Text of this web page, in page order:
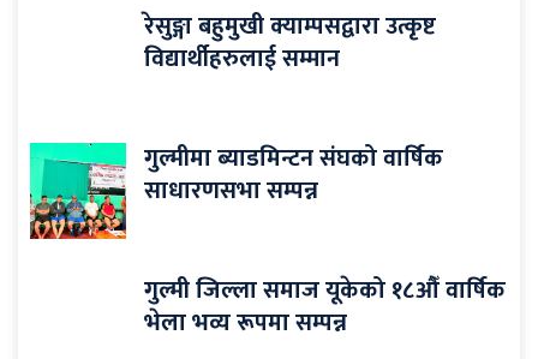
रेसुङ्गा बहुमुखी क्याम्पसद्वारा उत्कृष्ट
विद्यार्थीहरुलाई सम्मान
गुल्मीमा ब्याडमिन्टन संघको वार्षिक
साधारणसभा सम्पन्न
गुल्मी जिल्ला समाज यूकेको १८औँ वार्षिक
भेला भव्य रूपमा सम्पन्न